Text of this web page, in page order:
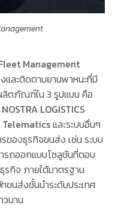
Management
และติดตามยานพาหนะที่มี
ลิตภัณฑ์ใน 3 รูปแบบ คือ
NOSTRA LOGISTICS
Telematicsและระบบอื่นๆ
องธุรกิจขนส่ง เช่น ระบบ
รถออกแบบโซลูชันที่ตอบ
กิจ ภายใต้มาตรฐาน
ขนส่งชั้นนำระดับประเทศ
วนาน